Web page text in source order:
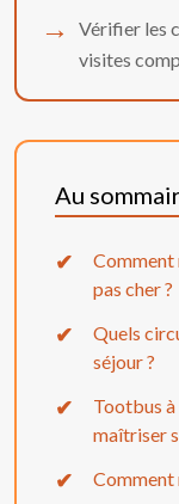
Vérifier les
visites
Au
Comment
pas cher ?
Quels
séjour ?
Tootbus
maîtriser
Comment